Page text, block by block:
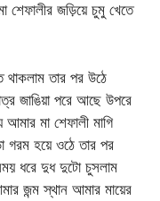
শেফালীর জড়িয়ে চুমু খেতে
থাকলাম তার পর উঠে
জাঙিয়া পরে আছে উপরে
মা শেফালী মাগি
গরম হয়ে ওঠে তার পর
ধরে দুধ দুটো চুসলাম
জন্ম স্থান আমার মায়ের